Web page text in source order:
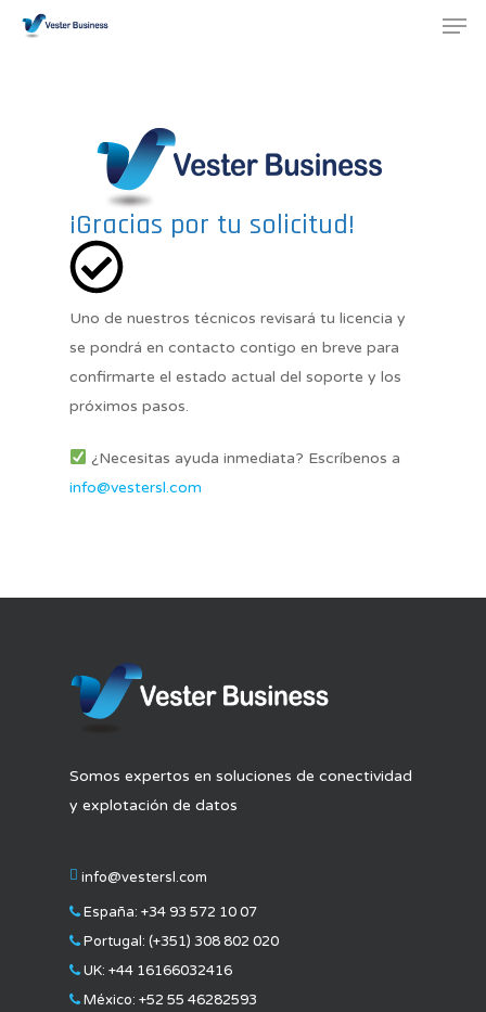
¡Gracias por tu solicitud!
Uno de nuestros técnicos revisará tu licencia y
se pondrá en contacto contigo en breve para
confirmarte el estado actual del soporte y los
próximos pasos.
¿Necesitas ayuda inmediata? Escríbenos a
info@vestersl.com
Somos expertos en soluciones de conectividad
y explotación de datos
info@vestersl.com
España: +34 93 572 10 07
Portugal: (+351) 308 802 020
UK: +44 16166032416
México: +52 55 46282593
Nosotros
Teléfono